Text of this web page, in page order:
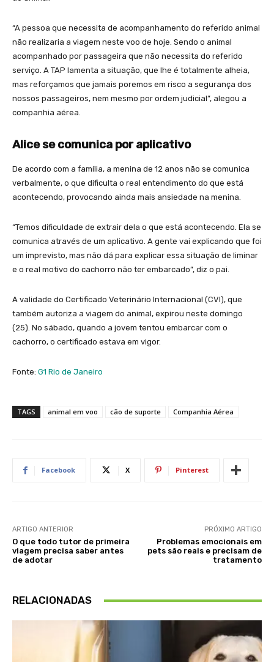
“A pessoa que necessita de acompanhamento do referido animal
não realizaria a viagem neste voo de hoje. Sendo o animal
acompanhado por passageira que não necessita do referido
serviço. A TAP lamenta a situação, que lhe é totalmente alheia,
mas reforçamos que jamais poremos em risco a segurança dos
nossos passageiros, nem mesmo por ordem judicial”, alegou a
companhia aérea.
Alice se comunica por aplicativo
De acordo com a família, a menina de 12 anos não se comunica
verbalmente, o que dificulta o real entendimento do que está
acontecendo, provocando ainda mais ansiedade na menina.
“Temos dificuldade de extrair dela o que está acontecendo. Ela se
comunica através de um aplicativo. A gente vai explicando que foi
um imprevisto, mas não dá para explicar essa situação de liminar
e o real motivo do cachorro não ter embarcado”, diz o pai.
A validade do Certificado Veterinário Internacional (CVI), que
também autoriza a viagem do animal, expirou neste domingo
(25). No sábado, quando a jovem tentou embarcar com o
cachorro, o certificado estava em vigor.
Fonte: G1 Rio de Janeiro
TAGS animal em voo cão de suporte Companhia Aérea
Facebook X Pinterest
ARTIGO ANTERIOR
O que todo tutor de primeira
viagem precisa saber antes
de adotar
PRÓXIMO ARTIGO
Problemas emocionais em
pets são reais e precisam de
tratamento
RELACIONADAS